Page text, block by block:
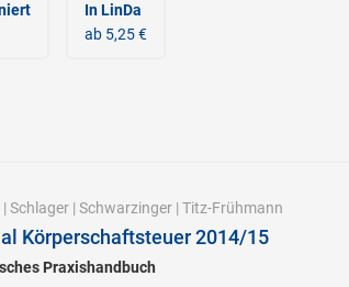
In LinDa
ab 5,25 €
| Schlager| Schwarzinger| Titz-Frühmann
Körperschaftsteuer 2014/15
Praxishandbuch